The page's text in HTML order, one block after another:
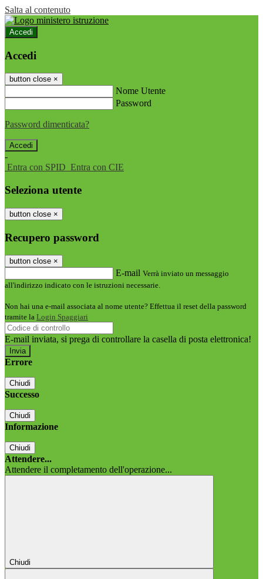
Salta al contenuto
Accedi
Accedi
button close ×
Nome Utente
Password
Password dimenticata?
-
Entra con SPID Entra con CIE
Seleziona utente
button close ×
Recupero password
button close ×
E-mail Verrà inviato un messaggio
all'indirizzo indicato con le istruzioni necessarie.
Non hai una e-mail associata al nome utente? Effettua il reset della password
tramite la Login Spaggiari
E-mail inviata, si prega di controllare la casella di posta elettronica!
Errore
Chiudi
Successo
Chiudi
Informazione
Chiudi
Attendere...
Attendere il completamento dell'operazione...
Chiudi